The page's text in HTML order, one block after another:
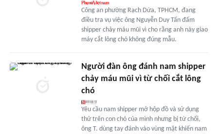
Công an phường Rạch Dừa, TPHCM, đang
điều tra vụ việc ông Nguyễn Duy Tấn đấm
shipper chảy máu mũi vì cho rằng anh này giao
máy cắt lông chó không đúng mẫu.
Người đàn ông đánh nam shipper
chảy máu mũi vì từ chối cắt lông
chó
Yêu cầu nam shipper mở hộp đồ và sử dụng
thử trên con chó của mình nhưng bị từ chối,
ông T. dùng tay đánh vào vùng mặt khiến nam